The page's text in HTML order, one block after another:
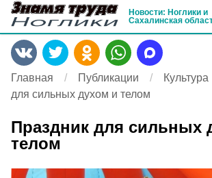
Новости: Ноглики и
Сахалинская
Главная Публикации Культура
для сильных духом и телом
Праздник для сильных
телом